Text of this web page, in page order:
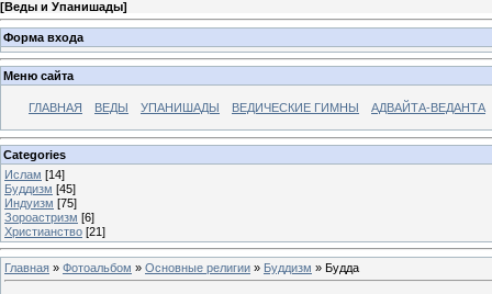
[Веды и Упанишады]
Форма входа
Меню сайта
ГЛАВНАЯ ВЕДЫ УПАНИШАДЫ ВЕДИЧЕСКИЕ ГИМНЫ АДВАЙТА-ВЕДАНТА
Categories
Ислам [14]
Буддизм [45]
Индуизм [75]
Зороастризм [6]
Христианство [21]
Главная » Фотоальбом » Основные религии » Буддизм » Будда